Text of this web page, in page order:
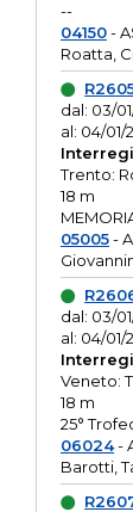
--
04150-
Roatta,
dal: 03/
al: 04/01/
Trento:
18 m
05005-
dal: 03/
al: 04/01/
Veneto:
18 m
25°
06024-
Barotti,